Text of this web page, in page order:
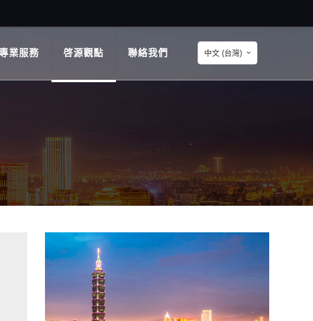
業服務 啓源觀點 聯絡我們 中文 (台灣)